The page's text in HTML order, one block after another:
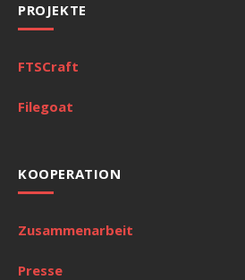
PROJEKTE
FTSCraft
Filegoat
KOOPERATION
Zusammenarbeit
Presse